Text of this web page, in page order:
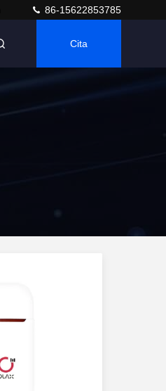
86-15622853785
Cita